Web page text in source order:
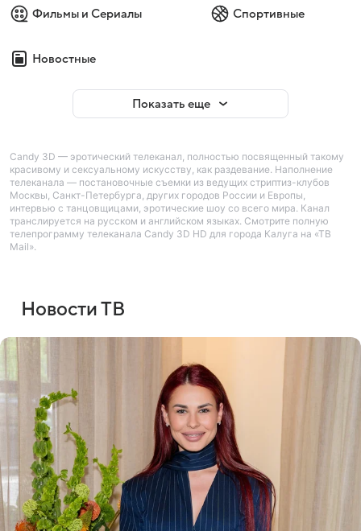
Фильмы и Сериалы Спортивные
Новостные
Показать еще
Candy 3D — эротический телеканал, полностью посвященный такому
красивому и сексуальному искусству, как раздевание. Наполнение
телеканала — постановочные съемки из ведущих стриптиз-клубов
Москвы, Санкт-Петербурга, других городов России и Европы,
интервью с танцовщицами, эротические шоу со всего мира. Канал
транслируется на русском и английском языках. Смотрите полную
телепрограмму телеканала Candy 3D HD для города Калуга на «ТВ
Mail».
Новости ТВ